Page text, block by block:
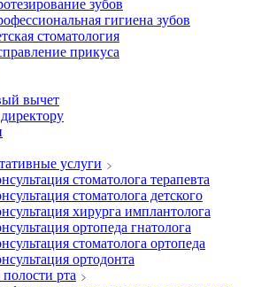
зубов
гигиена зубов
стоматология
прикуса
вычет
услуги
стоматолога терапевта
стоматолога детского
хирурга имплантолога
ортопеда гнатолога
стоматолога ортопеда
ортодонта
рта